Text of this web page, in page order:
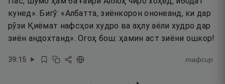
кунед». Бигӯ: «Албатта, зиёнкорон ононеанд, ки дар
рӯзи Қиёмат нафсҳои худро ва аҳлу аёли худро дар
зиён андохтанд». Огоҳ бош: ҳамин аст зиёни ошкор!
39:15 тафсир